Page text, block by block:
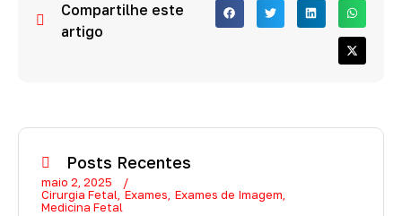
Compartilhe este
artigo
Posts Recentes
maio 2, 2025
Cirurgia Fetal Exames Exames de Imagem
Medicina Fetal